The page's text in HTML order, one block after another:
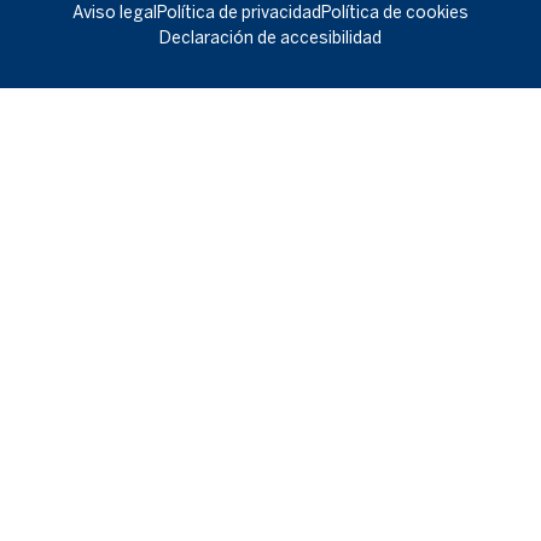
Aviso legal Política de privacidadPolítica de cookies
Declaración de accesibilidad